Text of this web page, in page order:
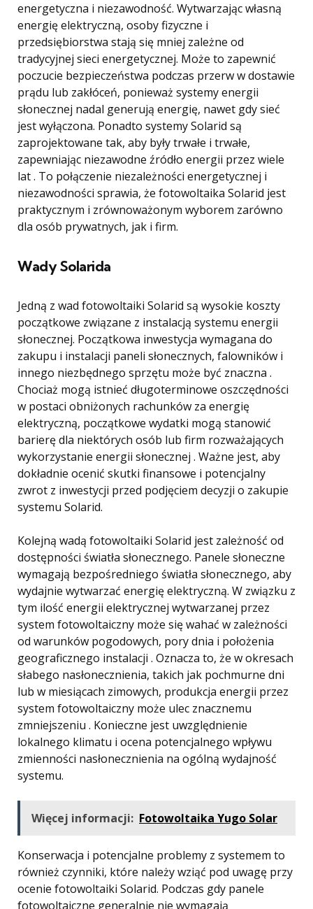
energetyczna i niezawodność. Wytwarzając własną
energię elektryczną, osoby fizyczne i
przedsiębiorstwa stają się mniej zależne od
tradycyjnej sieci energetycznej. Może to zapewnić
poczucie bezpieczeństwa podczas przerw w dostawie
prądu lub zakłóceń, ponieważ systemy energii
słonecznej nadal generują energię, nawet gdy sieć
jest wyłączona. Ponadto systemy Solarid są
zaprojektowane tak, aby były trwałe i trwałe,
zapewniając niezawodne źródło energii przez wiele
lat . To połączenie niezależności energetycznej i
niezawodności sprawia, że ​​fotowoltaika Solarid jest
praktycznym i zrównoważonym wyborem zarówno
dla osób prywatnych, jak i firm.
Wady Solarida
Jedną z wad fotowoltaiki Solarid są wysokie koszty
początkowe związane z instalacją systemu energii
słonecznej. Początkowa inwestycja wymagana do
zakupu i instalacji paneli słonecznych, falowników i
innego niezbędnego sprzętu może być znaczna .
Chociaż mogą istnieć długoterminowe oszczędności
w postaci obniżonych rachunków za energię
elektryczną, początkowe wydatki mogą stanowić
barierę dla niektórych osób lub firm rozważających
wykorzystanie energii słonecznej . Ważne jest, aby
dokładnie ocenić skutki finansowe i potencjalny
zwrot z inwestycji przed podjęciem decyzji o zakupie
systemu Solarid.
Kolejną wadą fotowoltaiki Solarid jest zależność od
dostępności światła słonecznego. Panele słoneczne
wymagają bezpośredniego światła słonecznego, aby
wydajnie wytwarzać energię elektryczną. W związku z
tym ilość energii elektrycznej wytwarzanej przez
system fotowoltaiczny może się wahać w zależności
od warunków pogodowych, pory dnia i położenia
geograficznego instalacji . Oznacza to, że w okresach
słabego nasłonecznienia, takich jak pochmurne dni
lub w miesiącach zimowych, produkcja energii przez
system fotowoltaiczny może ulec znacznemu
zmniejszeniu . Konieczne jest uwzględnienie
lokalnego klimatu i ocena potencjalnego wpływu
zmienności nasłonecznienia na ogólną wydajność
systemu.
Więcej informacji: Fotowoltaika Yugo Solar
Konserwacja i potencjalne problemy z systemem to
również czynniki, które należy wziąć pod uwagę przy
ocenie fotowoltaiki Solarid. Podczas gdy panele
fotowoltaiczne generalnie nie wymagają